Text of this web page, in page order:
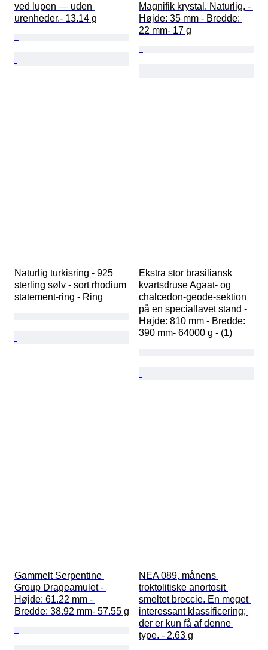
ved lupen — uden
urenheder.- 13.14 g
Magnifik krystal. Naturlig, -
Højde: 35 mm - Bredde:
22 mm- 17 g
Naturlig turkisring - 925
sterling sølv - sort rhodium
statement-ring - Ring
Ekstra stor brasiliansk
kvartsdruse Agaat- og
chalcedon-geode-sektion
på en speciallavet stand -
Højde: 810 mm - Bredde:
390 mm- 64000 g - (1)
Gammelt Serpentine
Group Drageamulet -
Højde: 61.22 mm -
Bredde: 38.92 mm- 57.55 g
NEA 089, månens
troktolitiske anortosit
smeltet breccie. En meget
interessant klassificering;
der er kun få af denne
type. - 2.63 g